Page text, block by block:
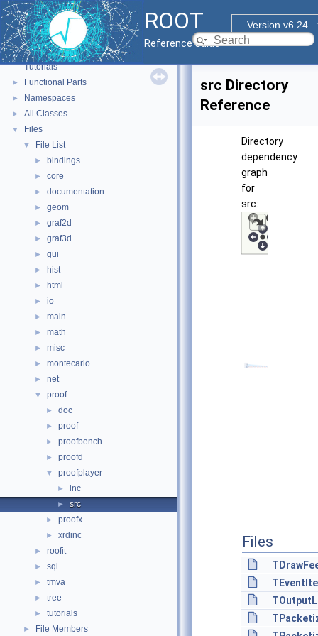
ROOT
Version v6.24
Reference Guide
▼
ROOT
ROOT Reference Documentation
Tutorials
► Functional Parts
► Namespaces
► All Classes
▼ Files
▼ File List
► bindings
► core
► documentation
► geom
► graf2d
► graf3d
► gui
► hist
► html
► io
► main
► math
► misc
► montecarlo
► net
▼ proof
► doc
► proof
► proofbench
► proofd
▼ proofplayer
► inc
► src
► proofx
► xrdinc
► roofit
► sql
► tmva
► tree
► tutorials
► File Members
src Directory
Reference
Directory
dependency
graph
for
src:
Files